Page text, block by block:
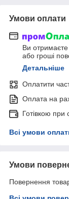
Умови оплати
Ви
або гроші
Детальніше
Оплатити
Оплата на
Готівкою при
Всі умови
Умови
Повернення